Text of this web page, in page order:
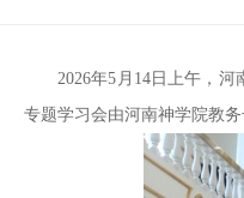
2026年5月14日上午，
专题学习会由河南神学院教